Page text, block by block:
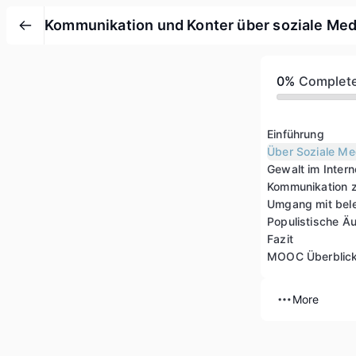
Kommunikation und Konter über soziale
0%
Einführung
Über Soziale
Gewalt im
Kommunikation
Fazit
MOOC Überblick
More